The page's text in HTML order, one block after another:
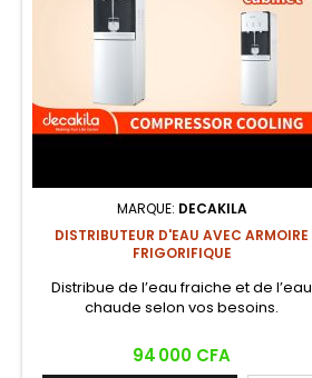
MARQUE: DECAKILA
DISTRIBUTEUR D'EAU AVEC ARMOIRE
FRIGORIFIQUE
Distribue de l’eau fraiche et de l’eau
chaude selon vos besoins.
Prix
94 000 CFA